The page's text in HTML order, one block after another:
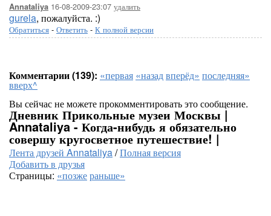
Annataliya 16-08-2009-23:07 удалить
gurela, пожалуйста. :)
Обратиться - Ответить - К полной версии
Комментарии (139): «первая «назадвперёд» последняя»
вверх^
Вы сейчас не можете прокомментировать это сообщение.
Дневник Прикольные музеи Москвы |
Annataliya - Когда-нибудь я обязательно
совершу кругосветное путешествие! |
Лента друзей Annataliya/Полная версия
Добавить в друзья
Страницы: «позжераньше»